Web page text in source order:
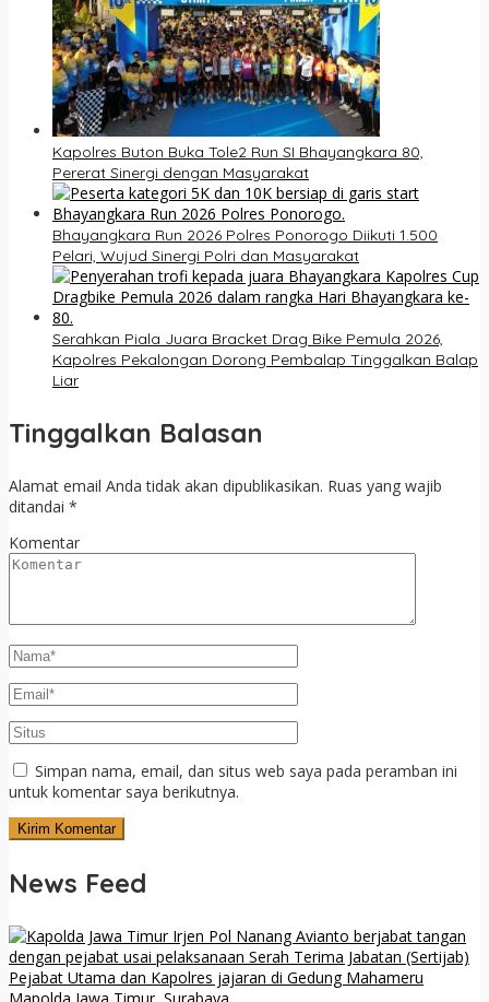
Kapolres Buton Buka Tole2 Run SI Bhayangkara 80,
Pererat Sinergi dengan Masyarakat
Bhayangkara Run 2026 Polres Ponorogo Diikuti 1.500
Pelari, Wujud Sinergi Polri dan Masyarakat
Serahkan Piala Juara Bracket Drag Bike Pemula 2026,
Kapolres Pekalongan Dorong Pembalap Tinggalkan Balap
Liar
Tinggalkan Balasan
Alamat email Anda tidak akan dipublikasikan. Ruas yang wajib
ditandai *
Komentar
Simpan nama, email, dan situs web saya pada peramban ini
untuk komentar saya berikutnya.
News Feed